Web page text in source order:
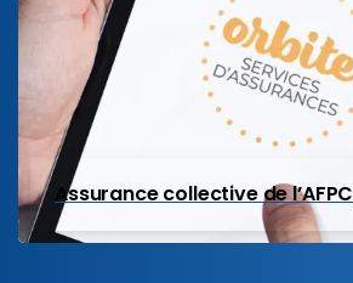
Assurance collective de l’AFPC